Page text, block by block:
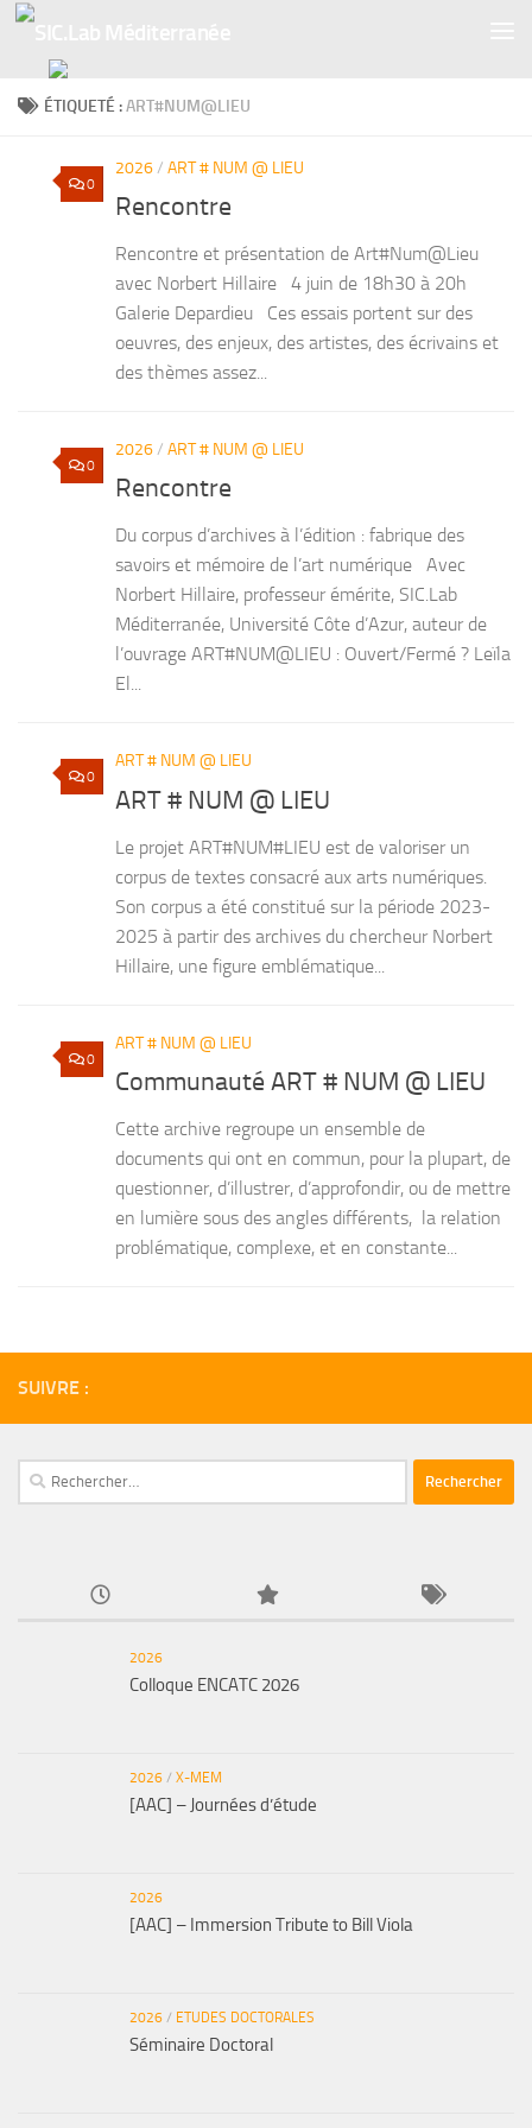
ÉTIQUETÉ :ART#NUM@LIEU
0
2026/ ART # NUM @ LIEU
Rencontre
Rencontre et présentation de Art#Num@Lieu
avec Norbert Hillaire 4 juin de 18h30 à 20h
Galerie Depardieu Ces essais portent sur des
oeuvres, des enjeux, des artistes, des écrivains et
des thèmes assez...
0
2026/ ART # NUM @ LIEU
Rencontre
Du corpus d’archives à l’édition : fabrique des
savoirs et mémoire de l’art numérique Avec
Norbert Hillaire, professeur émérite, SIC.Lab
Méditerranée, Université Côte d’Azur, auteur de
l’ouvrage ART#NUM@LIEU : Ouvert/Fermé ? Leïla
El...
0
ART # NUM @ LIEU
ART # NUM @ LIEU
Le projet ART#NUM#LIEU est de valoriser un
corpus de textes consacré aux arts numériques.
Son corpus a été constitué sur la période 2023-
2025 à partir des archives du chercheur Norbert
Hillaire, une figure emblématique...
0
ART # NUM @ LIEU
Communauté ART # NUM @ LIEU
Cette archive regroupe un ensemble de
documents qui ont en commun, pour la plupart, de
questionner, d’illustrer, d’approfondir, ou de mettre
en lumière sous des angles différents, la relation
problématique, complexe, et en constante...
SUIVRE :
Rechercher :
2026
Colloque ENCATC 2026
2026 / X-MEM
[AAC] – Journées d’étude
2026
[AAC] – Immersion Tribute to Bill Viola
2026 / ETUDES DOCTORALES
Séminaire Doctoral